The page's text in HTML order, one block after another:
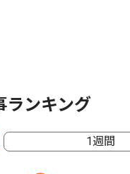
ランキング
1週間